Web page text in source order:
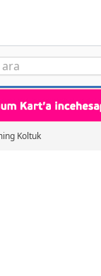
Koltuk